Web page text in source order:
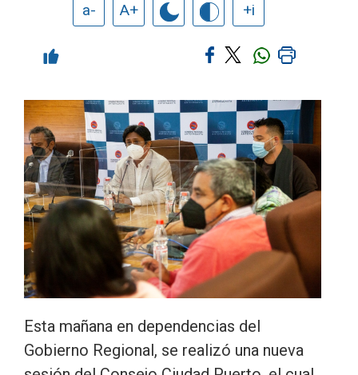
a- A+ +i
Esta mañana en dependencias del
Gobierno Regional, se realizó una nueva